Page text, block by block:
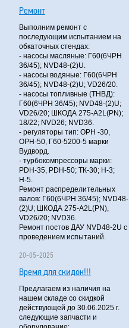
Ремонт
Выполним ремонт с
последующим испытанием на
обкаточных стендах:
- насосы масляные: Г60(6ЧРН
36/45); NVD48-(2)U.
- насосы водяные: Г60(6ЧРН
36/45); NVD48-(2)U; VD26/20.
- насосы топливные (ТНВД):
Г60(6ЧРН 36/45); NVD48-(2)U;
VD26/20; ШКОДА 275-A2L(PN);
18/22; NVD26; NVD36.
- регуляторы тип: ОРН -30,
ОРН-50, Г60-5200-5 марки
Вудворд.
- турбокомпрессоры марки:
PDH-35, PDH-50; ТК-30; Н-3;
Н-5.
Ремонт распределительных
валов: Г60(6ЧРН 36/45); NVD48-
(2)U; ШКОДА 275-A2L(PN),
VD26/20; NVD36.
Ремонт постов ДАУ NVD48-2U с
проведением испытаний.
20-05-2025
Время для скидок!!!
Предлагаем из наличия на
нашем складе со скидкой
действующей до 30.06.2025 г.
следующие запчасти и